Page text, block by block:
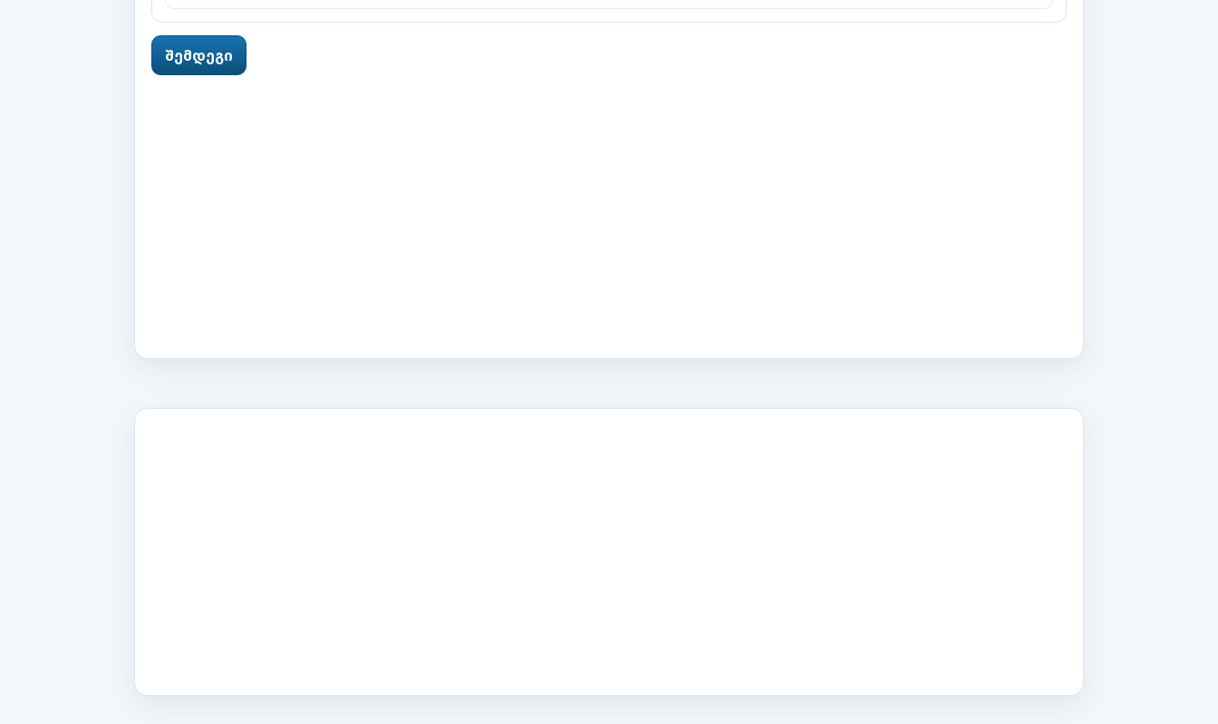
შემდეგი